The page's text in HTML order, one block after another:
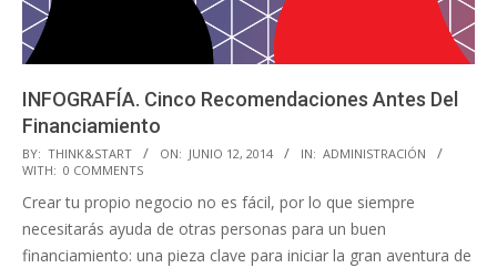
INFOGRAFÍA. Cinco Recomendaciones Antes Del
Financiamiento
2014-
06-
12
BY: THINK&START ON: JUNIO 12, 2014 IN: ADMINISTRACIÓN
WITH: 0 COMMENTS
Crear tu propio negocio no es fácil, por lo que siempre
necesitarás ayuda de otras personas para un buen
financiamiento: una pieza clave para iniciar la gran aventura de